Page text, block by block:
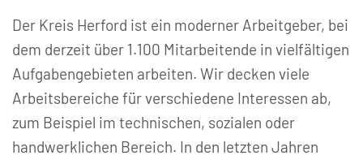
Der Kreis Herford ist ein moderner Arbeitgeber, bei
dem derzeit über 1.100 Mitarbeitende in vielfältigen
Aufgabengebieten arbeiten. Wir decken viele
Arbeitsbereiche für verschiedene Interessen ab,
zum Beispiel im technischen, sozialen oder
handwerklichen Bereich. In den letzten Jahren